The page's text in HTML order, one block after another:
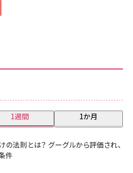
1週間 1か月
の法則とは？ グーグルから評価され、
件